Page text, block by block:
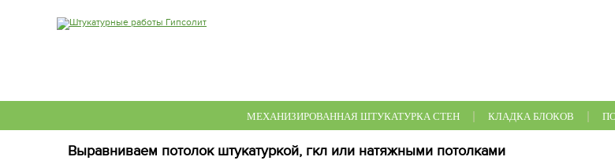
МЕХАНИЗИРОВАННАЯ ШТУКАТУРКА СТЕН КЛАДКА БЛОКОВ
Выравниваем потолок штукатуркой, гкл или натяжными потолками